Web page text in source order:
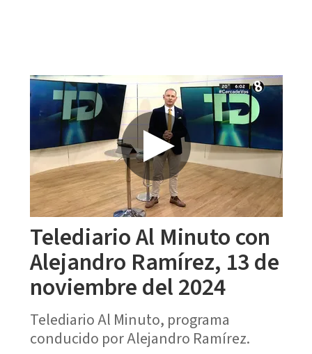
Telediario Al Minuto con
Alejandro Ramírez, 13 de
noviembre del 2024
Telediario Al Minuto, programa
conducido por Alejandro Ramírez.